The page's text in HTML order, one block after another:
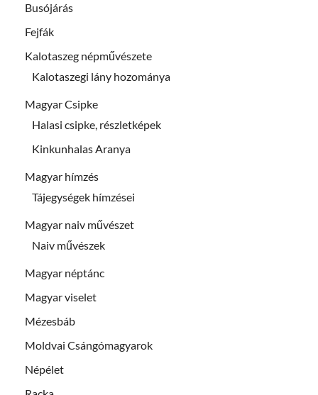
Busójárás
Fejfák
Kalotaszeg népművészete
Kalotaszegi lány hozománya
Magyar Csipke
Halasi csipke, részletképek
Kinkunhalas Aranya
Magyar hímzés
Tájegységek hímzései
Magyar naiv művészet
Naiv művészek
Magyar néptánc
Magyar viselet
Mézesbáb
Moldvai Csángómagyarok
Népélet